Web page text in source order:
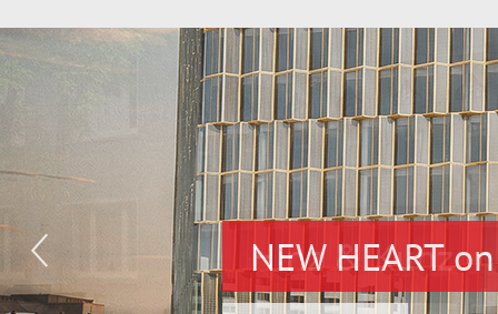
NEW HEART
Hinz & Kunz